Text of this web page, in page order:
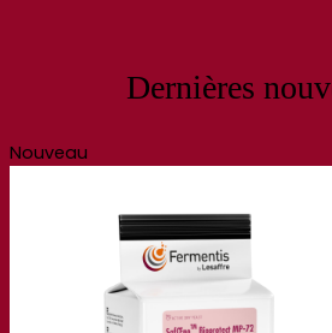
Dernières
Nouveau